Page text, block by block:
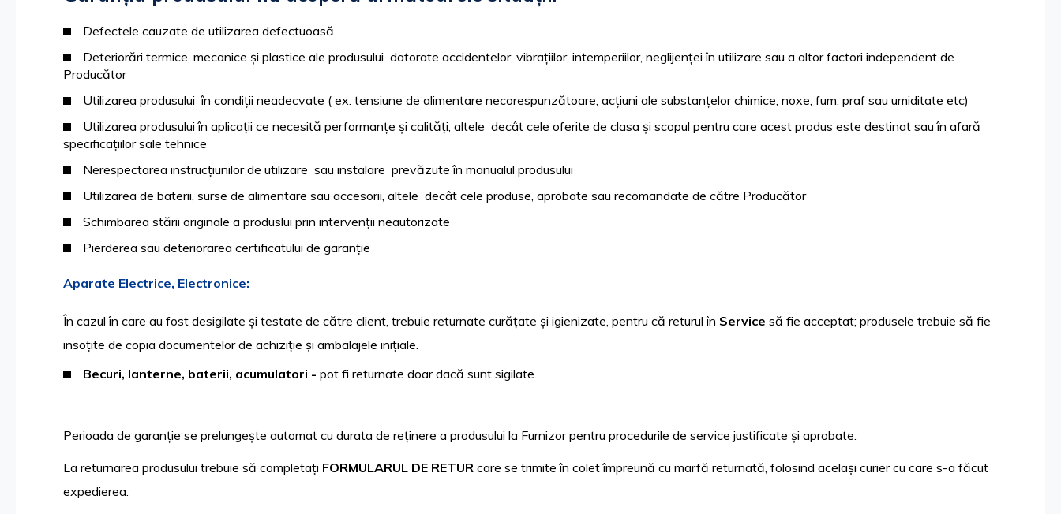
Defectele cauzate de utilizarea defectuoasă
Deteriorări termice, mecanice și plastice ale produsului datorate accidentelor, vibrațiilor, intemperiilor, neglijenței în utilizare sau a altor factori independent de
Producător
Utilizarea produsului în condiții neadecvate ( ex. tensiune de alimentare necorespunzătoare, acțiuni ale substanțelor chimice, noxe, fum, praf sau umiditate etc)
Utilizarea produsului în aplicații ce necesită performanțe și calități, altele decât cele oferite de clasa și scopul pentru care acest produs este destinat sau în afară
specificațiilor sale tehnice
Nerespectarea instrucțiunilor de utilizare sau instalare prevăzute în manualul produsului
Utilizarea de baterii, surse de alimentare sau accesorii, altele decât cele produse, aprobate sau recomandate de către Producător
Schimbarea stării originale a produslui prin intervenții neautorizate
Pierderea sau deteriorarea certificatului de garanție
Aparate Electrice, Electronice:
În cazul în care au fost desigilate și testate de către client, trebuie returnate curățate și igienizate, pentru că returul în Service să fie acceptat; produsele trebuie să fie
insoțite de copia documentelor de achiziție și ambalajele inițiale.
Becuri, lanterne, baterii, acumulatori - pot fi returnate doar dacă sunt sigilate.
Perioada de garanție se prelungește automat cu durata de reținere a produsului la Furnizor pentru procedurile de service justificate și aprobate.
La returnarea produsului trebuie să completați FORMULARUL DE RETUR care se trimite în colet împreună cu marfă returnată, folosind același curier cu care s-a făcut
expedierea.